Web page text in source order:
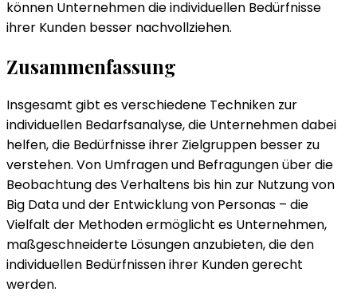
können Unternehmen die individuellen Bedürfnisse
ihrer Kunden besser nachvollziehen.
Zusammenfassung
Insgesamt gibt es verschiedene Techniken zur
individuellen Bedarfsanalyse, die Unternehmen dabei
helfen, die Bedürfnisse ihrer Zielgruppen besser zu
verstehen. Von Umfragen und Befragungen über die
Beobachtung des Verhaltens bis hin zur Nutzung von
Big Data und der Entwicklung von Personas – die
Vielfalt der Methoden ermöglicht es Unternehmen,
maßgeschneiderte Lösungen anzubieten, die den
individuellen Bedürfnissen ihrer Kunden gerecht
werden.